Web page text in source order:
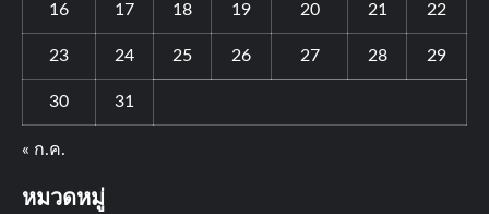
16 17 18 19 20 21 22
23 24 25 26 27 28 29
30 31
« ก.ค.
หมวดหมู่